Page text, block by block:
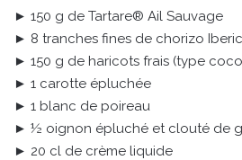
► 150 g de Tartare® Ail Sauvage
► 8 tranches fines de chorizo
► 150 g de haricots frais (type
► 1 carotte épluchée
► 1 blanc de poireau
► ½ oignon épluché et clouté de
► 20 cl de crème liquide